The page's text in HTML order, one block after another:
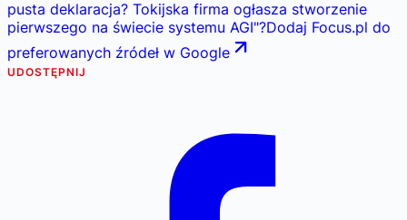
pusta deklaracja? Tokijska firma ogłasza stworzenie
pierwszego na świecie systemu AGI"?Dodaj Focus.pl do
preferowanych źródeł w Google
UDOSTĘPNIJ